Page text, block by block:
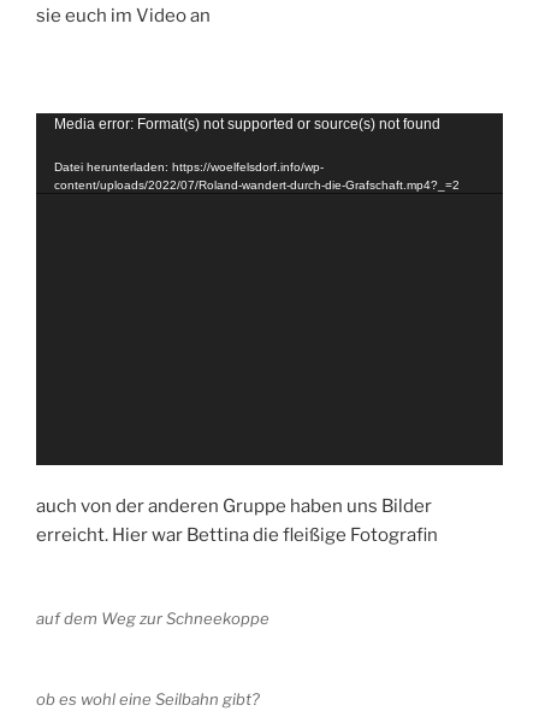
sie euch im Video an
Video-
Media error: Format(s) not supported or source(s) not found
Datei herunterladen: https://woelfelsdorf.info/wp-
content/uploads/2022/07/Roland-wandert-durch-die-Grafschaft.mp4?_=2
auch von der anderen Gruppe haben uns Bilder
erreicht. Hier war Bettina die fleißige Fotografin
auf dem Weg zur Schneekoppe
ob es wohl eine Seilbahn gibt?